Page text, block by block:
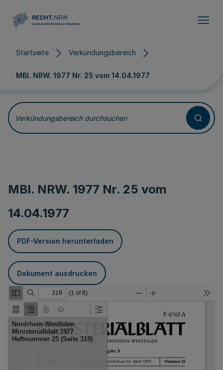
Startseite Verkündungsbereich
MBl. NRW. 1977 Nr. 25 vom 14.04.1977
Verkündungsbereich durchsuchen
MBl. NRW. 1977 Nr. 25 vom
14.04.1977
PDF-Version herunterladen
Dokument ausdrucken